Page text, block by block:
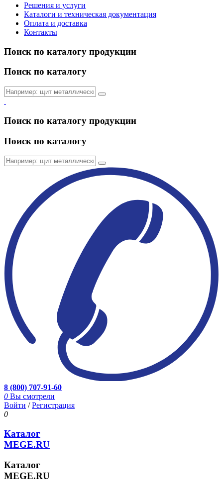
Решения и услуги
Каталоги и техническая документация
Оплата и доставка
Контакты
Поиск по каталогу продукции
Поиск по каталогу
Поиск по каталогу продукции
Поиск по каталогу
8 (800) 707-91-60
0 Вы смотрели
Войти /Регистрация
0
Каталог
MEGE.RU
Каталог
MEGE.RU